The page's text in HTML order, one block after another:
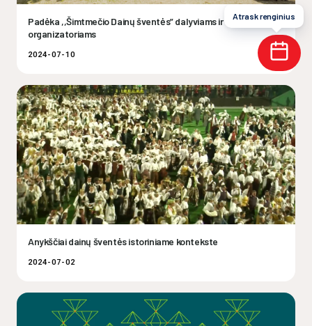
Padėka ,,Šimtmečio Dainų šventės” dalyviams ir
organizatoriams
2024-07-10
Anykščiai dainų šventės istoriniame kontekste
2024-07-02
Atrask renginius